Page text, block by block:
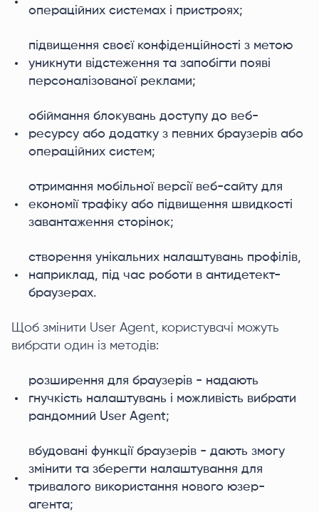
операційних системах і пристроях;
підвищення своєї конфіденційності з метою
уникнути відстеження та запобігти появі
персоналізованої реклами;
обіймання блокувань доступу до веб-
ресурсу або додатку з певних браузерів або
операційних систем;
отримання мобільної версії веб-сайту для
економії трафіку або підвищення швидкості
завантаження сторінок;
створення унікальних налаштувань профілів,
наприклад, під час роботи в антидетект-
браузерах.
Щоб змінити User Agent, користувачі можуть
вибрати один із методів:
розширення для браузерів - надають
гнучкість налаштувань і можливість вибрати
рандомний User Agent;
вбудовані функції браузерів - дають змогу
змінити та зберегти налаштування для
тривалого використання нового юзер-
агента;